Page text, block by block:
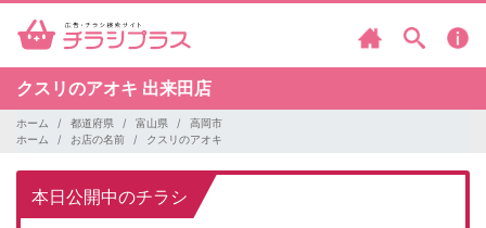
クスリのアオキ 出来田店
ホーム 都道府県 富山県
高岡市
ホーム
お店の名前 クスリのアオキ
本日公開中のチラシ